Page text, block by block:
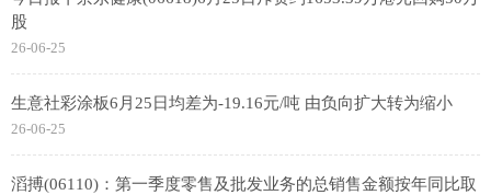
股
26-06-25
生意社彩涂板6月25日均差为-19.16元/吨 由负向扩大转为缩小
26-06-25
滔搏(06110)：第一季度零售及批发业务的总销售金额按年同比取